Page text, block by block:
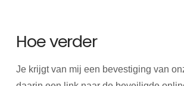
Hoe verder
Je krijgt van mij een bevestiging van